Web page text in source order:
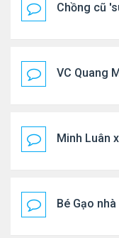
Chồng cũ
VC Quang
Minh Luân
Bé Gạo